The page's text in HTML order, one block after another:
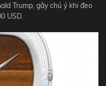
Trump, gây chú ý khi đeo
USD.